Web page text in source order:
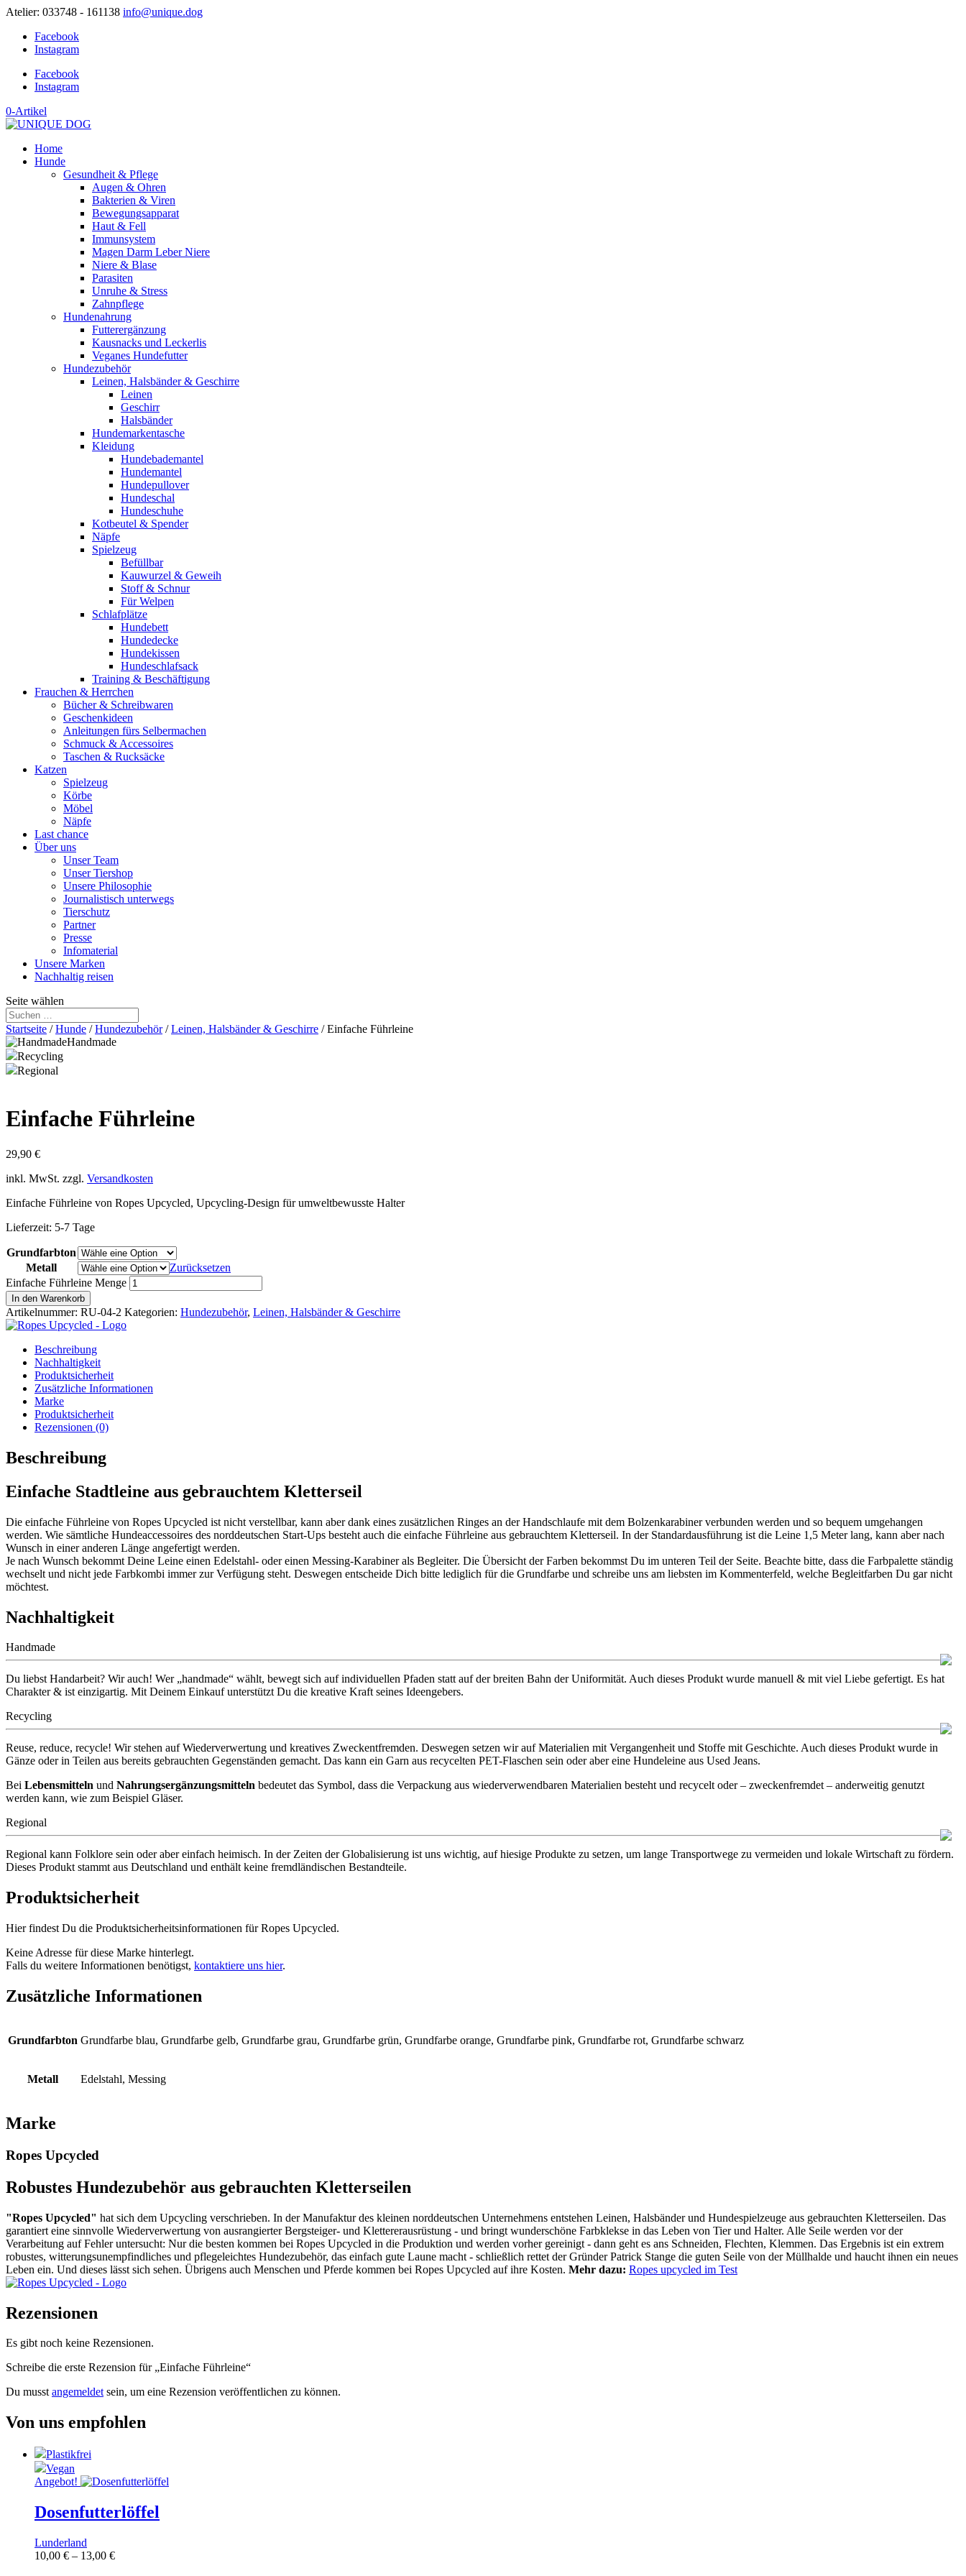
Atelier: 033748 - 161138 info@unique.dog
Facebook
Instagram
Facebook
Instagram
0-Artikel
Home
Hunde
Gesundheit & Pflege
Augen & Ohren
Bakterien & Viren
Bewegungsapparat
Haut & Fell
Immunsystem
Magen Darm Leber Niere
Niere & Blase
Parasiten
Unruhe & Stress
Zahnpflege
Hundenahrung
Futterergänzung
Kausnacks und Leckerlis
Veganes Hundefutter
Hundezubehör
Leinen, Halsbänder & Geschirre
Leinen
Geschirr
Halsbänder
Hundemarkentasche
Kleidung
Hundebademantel
Hundemantel
Hundepullover
Hundeschal
Hundeschuhe
Kotbeutel & Spender
Näpfe
Spielzeug
Befüllbar
Kauwurzel & Geweih
Stoff & Schnur
Für Welpen
Schlafplätze
Hundebett
Hundedecke
Hundekissen
Hundeschlafsack
Training & Beschäftigung
Frauchen & Herrchen
Bücher & Schreibwaren
Geschenkideen
Anleitungen fürs Selbermachen
Schmuck & Accessoires
Taschen & Rucksäcke
Katzen
Spielzeug
Körbe
Möbel
Näpfe
Last chance
Über uns
Unser Team
Unser Tiershop
Unsere Philosophie
Journalistisch unterwegs
Tierschutz
Partner
Presse
Infomaterial
Unsere Marken
Nachhaltig reisen
Seite wählen
Startseite /Hunde /Hundezubehör/Leinen, Halsbänder & Geschirre / Einfache Führleine
Handmade
Recycling
Regional
Einfache Führleine
29,90 €
inkl. MwSt. zzgl. Versandkosten
Einfache Führleine von Ropes Upcycled, Upcycling-Design für umweltbewusste Halter
Lieferzeit: 5-7 Tage
Grundfarbton
Metall
Zurücksetzen
Einfache Führleine Menge
In den Warenkorb
Artikelnummer: RU-04-2 Kategorien: Hundezubehör, Leinen, Halsbänder & Geschirre
Beschreibung
Nachhaltigkeit
Produktsicherheit
Zusätzliche Informationen
Marke
Produktsicherheit
Rezensionen (0)
Beschreibung
Einfache Stadtleine aus gebrauchtem Kletterseil
Die einfache Führleine von Ropes Upcycled ist nicht verstellbar, kann aber dank eines zusätzlichen Ringes an der Handschlaufe mit dem Bolzenkarabiner verbunden werden und so bequem umgehangen
werden. Wie sämtliche Hundeaccessoires des norddeutschen Start-Ups besteht auch die einfache Führleine aus gebrauchtem Kletterseil. In der Standardausführung ist die Leine 1,5 Meter lang, kann aber nach
Wunsch in einer anderen Länge angefertigt werden.
Je nach Wunsch bekommt Deine Leine einen Edelstahl- oder einen Messing-Karabiner als Begleiter. Die Übersicht der Farben bekommst Du im unteren Teil der Seite. Beachte bitte, dass die Farbpalette ständig
wechselt und nicht jede Farbkombi immer zur Verfügung steht. Deswegen entscheide Dich bitte lediglich für die Grundfarbe und schreibe uns am liebsten im Kommenterfeld, welche Begleitfarben Du gar nicht
möchtest.
Nachhaltigkeit
Handmade
Du liebst Handarbeit? Wir auch! Wer „handmade“ wählt, bewegt sich auf individuellen Pfaden statt auf der breiten Bahn der Uniformität. Auch dieses Produkt wurde manuell & mit viel Liebe gefertigt. Es hat
Charakter & ist einzigartig. Mit Deinem Einkauf unterstützt Du die kreative Kraft seines Ideengebers.
Recycling
Reuse, reduce, recycle! Wir stehen auf Wiederverwertung und kreatives Zweckentfremden. Deswegen setzen wir auf Materialien mit Vergangenheit und Stoffe mit Geschichte. Auch dieses Produkt wurde in
Gänze oder in Teilen aus bereits gebrauchten Gegenständen gemacht. Das kann ein Garn aus recycelten PET-Flaschen sein oder aber eine Hundeleine aus Used Jeans.
Bei Lebensmitteln und Nahrungsergänzungsmitteln bedeutet das Symbol, dass die Verpackung aus wiederverwendbaren Materialien besteht und recycelt oder – zweckenfremdet – anderweitig genutzt
werden kann, wie zum Beispiel Gläser.
Regional
Regional kann Folklore sein oder aber einfach heimisch. In der Zeiten der Globalisierung ist uns wichtig, auf hiesige Produkte zu setzen, um lange Transportwege zu vermeiden und lokale Wirtschaft zu fördern.
Dieses Produkt stammt aus Deutschland und enthält keine fremdländischen Bestandteile.
Produktsicherheit
Hier findest Du die Produktsicherheitsinformationen für Ropes Upcycled.
Keine Adresse für diese Marke hinterlegt.
Falls du weitere Informationen benötigst, kontaktiere uns hier.
Zusätzliche Informationen
Grundfarbton Grundfarbe blau, Grundfarbe gelb, Grundfarbe grau, Grundfarbe grün, Grundfarbe orange, Grundfarbe pink, Grundfarbe rot, Grundfarbe schwarz
Metall Edelstahl, Messing
Marke
Ropes Upcycled
Robustes Hundezubehör aus gebrauchten Kletterseilen
"Ropes Upcycled" hat sich dem Upcycling verschrieben. In der Manufaktur des kleinen norddeutschen Unternehmens entstehen Leinen, Halsbänder und Hundespielzeuge aus gebrauchten Kletterseilen. Das
garantiert eine sinnvolle Wiederverwertung von ausrangierter Bergsteiger- und Klettererausrüstung - und bringt wunderschöne Farbklekse in das Leben von Tier und Halter. Alle Seile werden vor der
Verarbeitung auf Fehler untersucht: Nur die besten kommen bei Ropes Upcycled in die Produktion und werden vorher gereinigt - dann geht es ans Schneiden, Flechten, Klemmen. Das Ergebnis ist ein extrem
robustes, witterungsunempfindliches und pflegeleichtes Hundezubehör, das einfach gute Laune macht - schließlich rettet der Gründer Patrick Stange die guten Seile von der Müllhalde und haucht ihnen ein neues
Leben ein. Und dieses lässt sich sehen. Übrigens auch Menschen und Pferde kommen bei Ropes Upcycled auf ihre Kosten. Mehr dazu: Ropes upcycled im Test
Rezensionen
Es gibt noch keine Rezensionen.
Schreibe die erste Rezension für „Einfache Führleine“
Du musstangemeldetsein, um eine Rezension veröffentlichen zu können.
Von uns empfohlen
Plastikfrei
Vegan
Angebot!
Dosenfutterlöffel
Lunderland
10,00 € – 13,00 €